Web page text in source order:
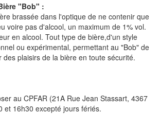
"Bob" :
brassée dans l'optique de ne contenir que
voire pas d'alcool, un maximum de 1% vol.
en alcool. Tout type de bière,d'un style
ou expérimental, permettant au "Bob" de
des plaisirs de la bière en toute sécurité.
au CPFAR (21A Rue Jean Stassart, 4367
et 16h30 excepté jours fériés.